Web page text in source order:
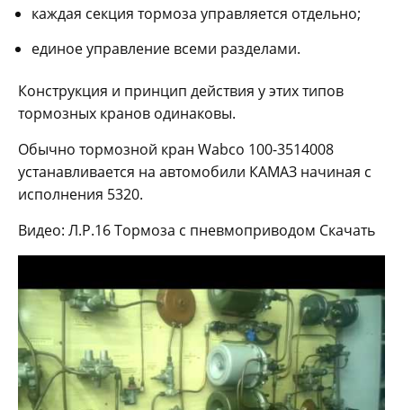
каждая секция тормоза управляется отдельно;
единое управление всеми разделами.
Конструкция и принцип действия у этих типов
тормозных кранов одинаковы.
Обычно тормозной кран Wabco 100-3514008
устанавливается на автомобили КАМАЗ начиная с
исполнения 5320.
Видео: Л.Р.16 Тормоза с пневмоприводом Скачать